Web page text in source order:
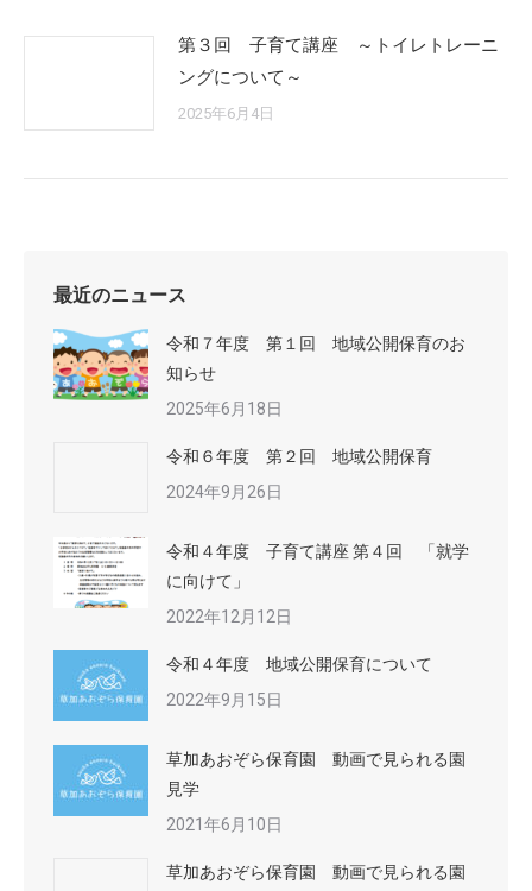
第３回 子育て講座 ～トイレトレーニ
ングについて～
2025年6月4日
最近のニュース
令和７年度 第１回 地域公開保育のお
知らせ
2025年6月18日
令和６年度 第２回 地域公開保育
2024年9月26日
令和４年度 子育て講座 第４回 「就学
に向けて」
2022年12月12日
令和４年度 地域公開保育について
2022年9月15日
草加あおぞら保育園 動画で見られる園
見学
2021年6月10日
草加あおぞら保育園 動画で見られる園